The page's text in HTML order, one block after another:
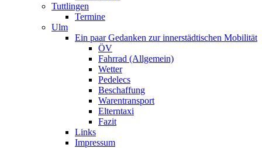
Tuttlingen
Termine
Ulm
Ein paar Gedanken zur innerstädtischen Mobilität
ÖV
Fahrrad (Allgemein)
Wetter
Pedelecs
Beschaffung
Warentransport
Elterntaxi
Fazit
Links
Impressum